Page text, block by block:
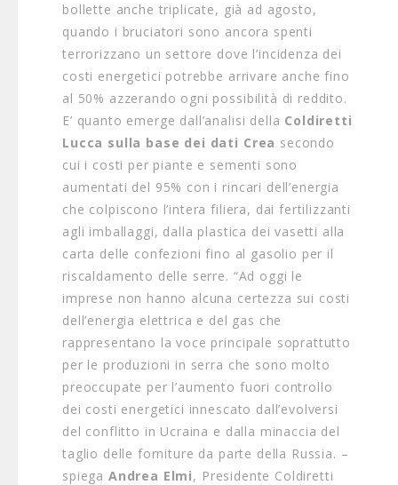
bollette anche triplicate, già ad agosto,
quando i bruciatori sono ancora spenti
terrorizzano un settore dove l’incidenza dei
costi energetici potrebbe arrivare anche fino
al 50% azzerando ogni possibilità di reddito.
E’ quanto emerge dall’analisi della Coldiretti
Lucca sulla base dei dati Crea secondo
cui i costi per piante e sementi sono
aumentati del 95% con i rincari dell’energia
che colpiscono l’intera filiera, dai fertilizzanti
agli imballaggi, dalla plastica dei vasetti alla
carta delle confezioni fino al gasolio per il
riscaldamento delle serre. “Ad oggi le
imprese non hanno alcuna certezza sui costi
dell’energia elettrica e del gas che
rappresentano la voce principale soprattutto
per le produzioni in serra che sono molto
preoccupate per l’aumento fuori controllo
dei costi energetici innescato dall’evolversi
del conflitto in Ucraina e dalla minaccia del
taglio delle forniture da parte della Russia. –
spiega Andrea Elmi, Presidente Coldiretti